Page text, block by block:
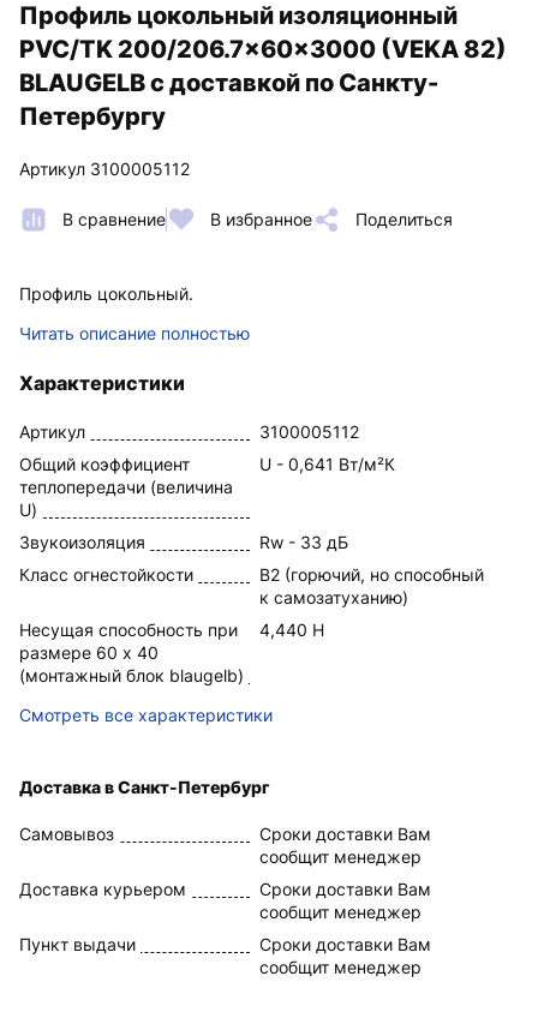
Профиль цокольный изоляционный
PVC/TK 200/206.7x60x3000 (VEKA 82)
BLAUGELB с доставкой по Санкту-
Петербургу
Артикул 3100005112
В сравнение В избранное Поделиться
Профиль цокольный.
Читать описание полностью
Характеристики
Артикул
3100005112
Общий коэффициент
теплопередачи (величина
U)
U - 0,641 Вт/м²К
Звукоизоляция
Rw - 33 дБ
Класс огнестойкости
B2 (горючий, но способный
к самозатуханию)
Несущая способность при
размере 60 x 40
(монтажный блок blaugelb)
4,440 Н
Смотреть все характеристики
Доставка в Санкт-Петербург
Самовывоз
Сроки доставки Вам
сообщит менеджер
Доставка курьером
Сроки доставки Вам
сообщит менеджер
Пункт выдачи
Сроки доставки Вам
сообщит менеджер